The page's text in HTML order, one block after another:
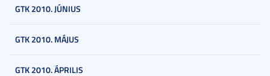
GTK 2010. JÚNIUS
GTK 2010. MÁJUS
GTK 2010. ÁPRILIS